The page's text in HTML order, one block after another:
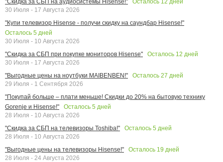
30 Июля - 17 Августа 2026
"Купи телевизор Hisense - получи скидку на саундбар Hisense!"
Осталось 5 дней
30 Июля - 10 Августа 2026
"Скидка за СБП при покупке мониторов Hisense"
Осталось 12 дней
30 Июля - 17 Августа 2026
"Выгодные цены на ноутбуки MAIBENBEN!"
Осталось 27 дней
29 Июля - 1 Сентября 2026
"Покупай больше – плати меньше! Скидки до 20% на бытовую технику
Gorenje и Hisense!"
Осталось 5 дней
28 Июля - 10 Августа 2026
"Скидка за СБП на телевизоры Toshiba!"
Осталось 5 дней
28 Июля - 10 Августа 2026
"Выгодные цены на телевизоры Hisense!"
Осталось 19 дней
28 Июля - 24 Августа 2026